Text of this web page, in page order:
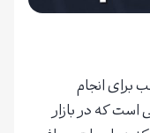
برای انجام
که در بازار